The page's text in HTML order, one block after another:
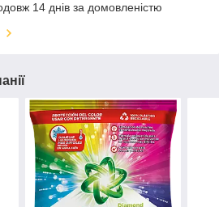
14 днів за домовленістю